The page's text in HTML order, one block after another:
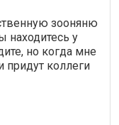
зооняню
находитесь у
но когда мне
коллеги